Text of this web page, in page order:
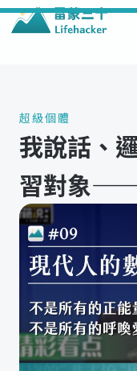
超級個體
我說話、
習對象